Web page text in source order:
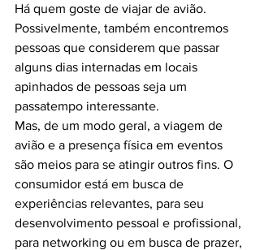
Há quem goste de viajar de avião.
Possivelmente, também encontremos
pessoas que considerem que passar
alguns dias internadas em locais
apinhados de pessoas seja um
passatempo interessante.
Mas, de um modo geral, a viagem de
avião e a presença física em eventos
são meios para se atingir outros fins. O
consumidor está em busca de
experiências relevantes, para seu
desenvolvimento pessoal e profissional,
para networking ou em busca de prazer,